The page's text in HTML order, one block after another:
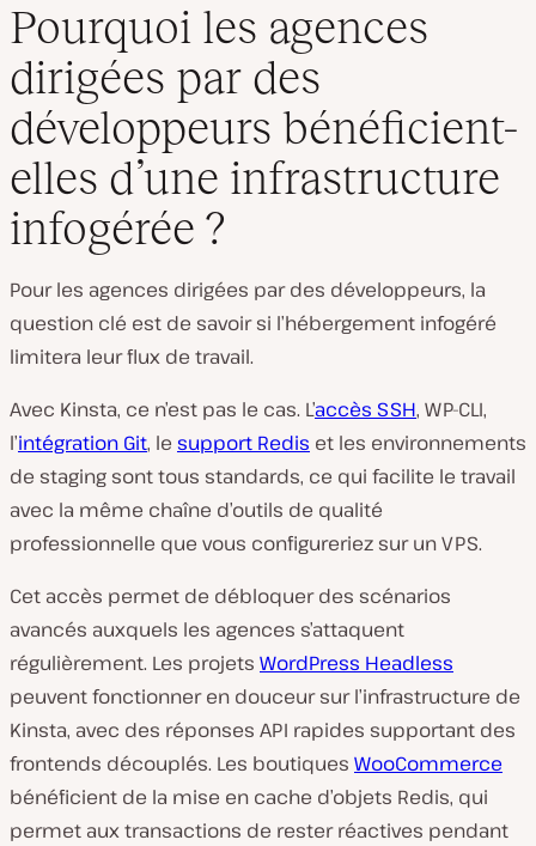
Pourquoi les agences
dirigées par des
développeurs bénéficient-
elles d’une infrastructure
infogérée ?
Pour les agences dirigées par des développeurs, la
question clé est de savoir si l’hébergement infogéré
limitera leur flux de travail.
Avec Kinsta, ce n’est pas le cas. L’accès SSH, WP-CLI,
l’intégration Git, le support Redis et les environnements
de staging sont tous standards, ce qui facilite le travail
avec la même chaîne d’outils de qualité
professionnelle que vous configureriez sur un VPS.
Cet accès permet de débloquer des scénarios
avancés auxquels les agences s’attaquent
régulièrement. Les projets WordPress Headless
peuvent fonctionner en douceur sur l’infrastructure de
Kinsta, avec des réponses API rapides supportant des
frontends découplés. Les boutiques WooCommerce
bénéficient de la mise en cache d’objets Redis, qui
permet aux transactions de rester réactives pendant